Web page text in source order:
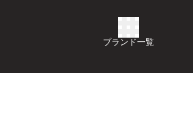
ブランド一覧